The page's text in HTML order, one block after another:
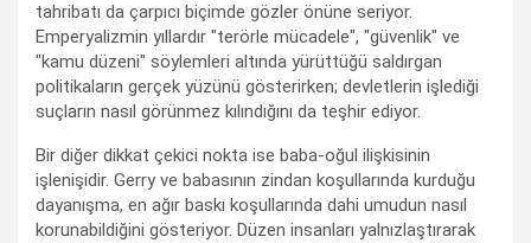
tahribatı da çarpıcı biçimde gözler önüne seriyor.
Emperyalizmin yıllardır "terörle mücadele", "güvenlik" ve
"kamu düzeni" söylemleri altında yürüttüğü saldırgan
politikaların gerçek yüzünü gösterirken; devletlerin işlediği
suçların nasıl görünmez kılındığını da teşhir ediyor.
Bir diğer dikkat çekici nokta ise baba-oğul ilişkisinin
işlenişidir. Gerry ve babasının zindan koşullarında kurduğu
dayanışma, en ağır baskı koşullarında dahi umudun nasıl
korunabildiğini gösteriyor. Düzen insanları yalnızlaştırarak